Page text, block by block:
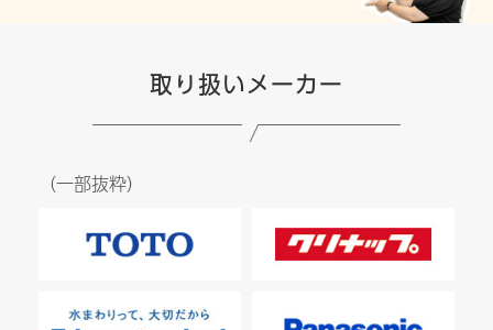
取り扱いメーカー
（一部抜粋）